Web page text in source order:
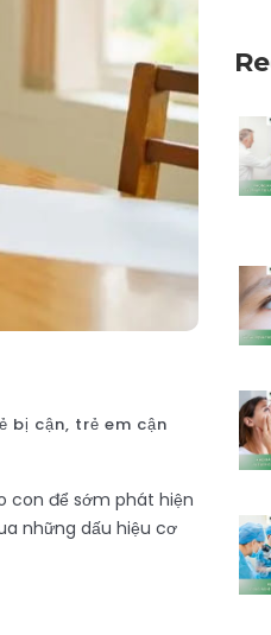
bị cận, trẻ em cận
con để sớm phát hiện
những dấu hiệu cơ